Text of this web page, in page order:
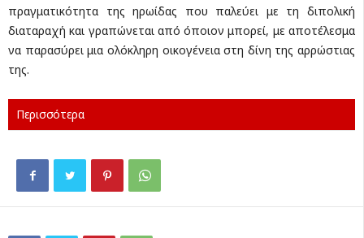
πραγματικότητα της ηρωίδας που παλεύει με τη διπολική
διαταραχή και γραπώνεται από όποιον μπορεί, με αποτέλεσμα
να παρασύρει μια ολόκληρη οικογένεια στη δίνη της αρρώστιας
της.
Περισσότερα